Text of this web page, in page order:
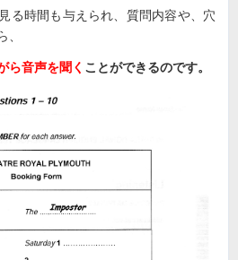
る時間も与えられ、質問内容や、穴
ら音声を聞く ことができるのです。